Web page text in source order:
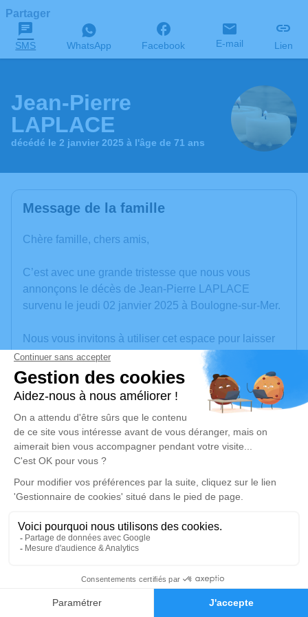
Faire-part Hommages
Partager
SMS WhatsApp Facebook E-mail Lien
Jean-Pierre
LAPLACE
décédé le 2 janvier 2025 à l'âge de 71 ans
Message de la famille
Chère famille, chers amis,
C’est avec une grande tristesse que nous vous
annonçons le décès de Jean-Pierre LAPLACE
survenu le jeudi 02 janvier 2025 à Boulogne-sur-Mer.
Nous vous invitons à utiliser cet espace pour laisser
vos condoléances, partager des photos souvenirs,
une anecdote ou exprimer vos pensées à travers des
poèmes ou des textes. Cet endroit est un lieu
d'expression dédié à honorer la mémoire de Jean-
Pierre LAPLACE.
Un service de plantation d’arbre hommage est
disponible ici.
Je rends hommage
Crémation
Crématorium du Boulonnais de Saint-Martin-
2 Rue du Ruisseau de la Hayette